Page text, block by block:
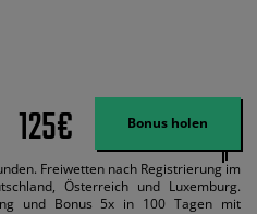
125€ Bonus holen
Freiwetten nach Registrierung im
Österreich und Luxemburg.
und Bonus 5x in 100 Tagen mit